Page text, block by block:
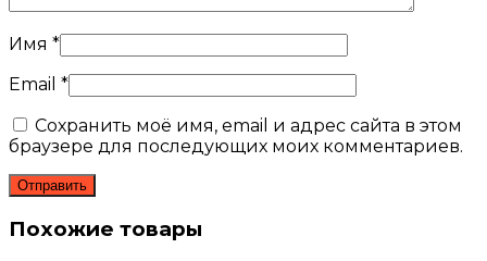
Имя *
Email *
Сохранить моё имя, email и адрес сайта в этом
браузере для последующих моих комментариев.
Похожие товары